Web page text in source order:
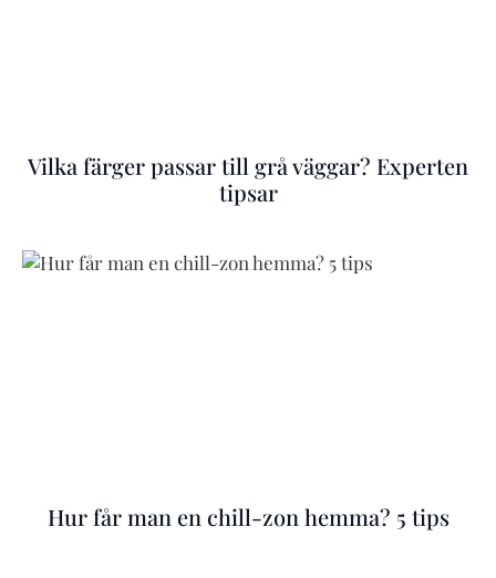
Vilka färger passar till grå väggar? Experten
tipsar
Hur får man en chill-zon hemma? 5 tips